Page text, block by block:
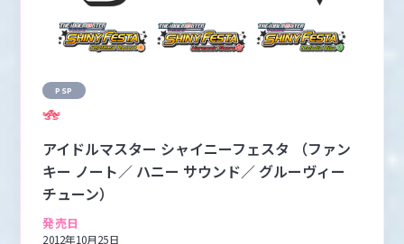
PSP
アイドルマスター シャイニーフェスタ （ファン
キー ノート／ ハニー サウンド／ グルーヴィー
チューン）
発売日
2012年10月25日